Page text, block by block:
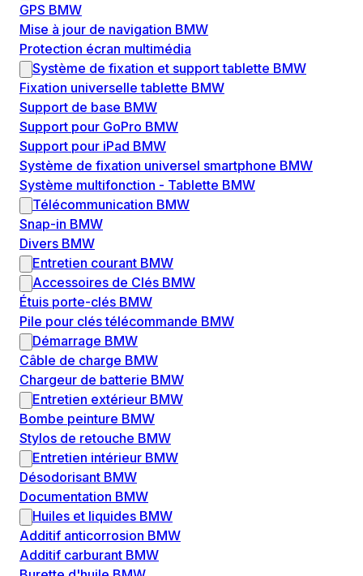
GPS BMW
Mise à jour de navigation BMW
Protection écran multimédia
Système de fixation et support tablette BMW
Fixation universelle tablette BMW
Support de base BMW
Support pour GoPro BMW
Support pour iPad BMW
Système de fixation universel smartphone BMW
Système multifonction - Tablette BMW
Télécommunication BMW
Snap-in BMW
Divers BMW
Entretien courant BMW
Accessoires de Clés BMW
Étuis porte-clés BMW
Pile pour clés télécommande BMW
Démarrage BMW
Câble de charge BMW
Chargeur de batterie BMW
Entretien extérieur BMW
Bombe peinture BMW
Stylos de retouche BMW
Entretien intérieur BMW
Désodorisant BMW
Documentation BMW
Huiles et liquides BMW
Additif anticorrosion BMW
Additif carburant BMW